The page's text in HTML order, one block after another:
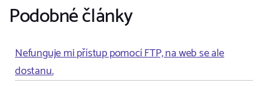
Podobné články
Nefunguje mi přístup pomocí FTP, na web se ale
dostanu.